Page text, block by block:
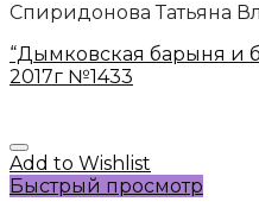
Спиридонова Татьяна
“Дымковская барыня и
2017г №1433
Add to Wishlist
Быстрый просмотр